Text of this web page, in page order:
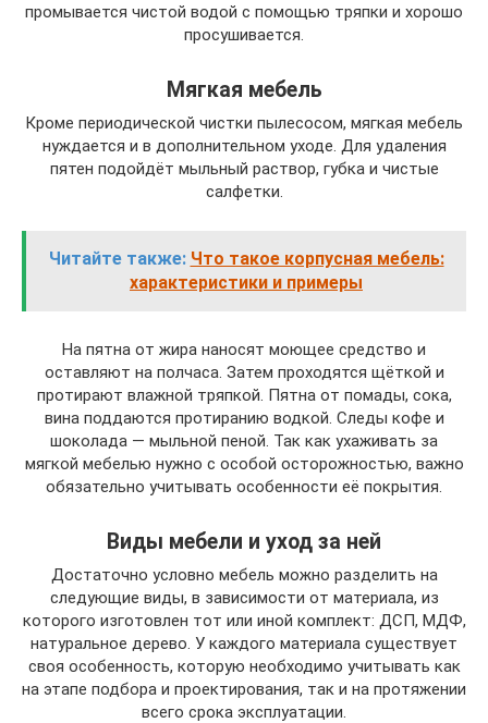
промывается чистой водой с помощью тряпки и хорошо
просушивается.
Мягкая мебель
Кроме периодической чистки пылесосом, мягкая мебель
нуждается и в дополнительном уходе. Для удаления
пятен подойдёт мыльный раствор, губка и чистые
салфетки.
Читайте также: Что такое корпусная мебель:
характеристики и примеры
На пятна от жира наносят моющее средство и
оставляют на полчаса. Затем проходятся щёткой и
протирают влажной тряпкой. Пятна от помады, сока,
вина поддаются протиранию водкой. Следы кофе и
шоколада — мыльной пеной. Так как ухаживать за
мягкой мебелью нужно с особой осторожностью, важно
обязательно учитывать особенности её покрытия.
Виды мебели и уход за ней
Достаточно условно мебель можно разделить на
следующие виды, в зависимости от материала, из
которого изготовлен тот или иной комплект: ДСП, МДФ,
натуральное дерево. У каждого материала существует
своя особенность, которую необходимо учитывать как
на этапе подбора и проектирования, так и на протяжении
всего срока эксплуатации.